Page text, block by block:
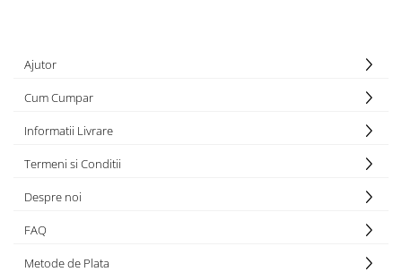
Ajutor
Cum Cumpar
Informatii Livrare
Termeni si Conditii
Despre noi
FAQ
Metode de Plata